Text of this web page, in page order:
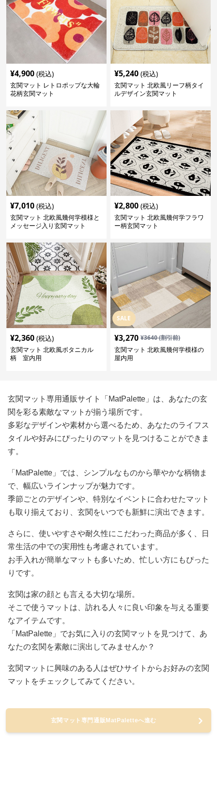
¥4,900 (税込)
玄関マット レトロポップな大輪
花柄玄関マット
¥5,240 (税込)
玄関マット 北欧風リーフ柄タイ
ルデザイン玄関マット
¥7,010 (税込)
玄関マット 北欧風幾何学模様と
メッセージ入り玄関マット
¥2,800 (税込)
玄関マット 北欧風幾何学フラワ
ー柄玄関マット
¥2,360 (税込)
玄関マット 北欧風ボタニカル
柄 室内用
SALE
¥3,270 ¥3640(割引前)
玄関マット 北欧風幾何学模様の
屋内用
玄関マット専用通販サイト「MatPalette」は、あなたの玄
関を彩る素敵なマットが揃う場所です。
多彩なデザインや素材から選べるため、あなたのライフス
タイルや好みにぴったりのマットを見つけることができま
す。
「MatPalette」では、シンプルなものから華やかな柄物ま
で、幅広いラインナップが魅力です。
季節ごとのデザインや、特別なイベントに合わせたマット
も取り揃えており、玄関をいつでも新鮮に演出できます。
さらに、使いやすさや耐久性にこだわった商品が多く、日
常生活の中での実用性も考慮されています。
お手入れが簡単なマットも多いため、忙しい方にもぴった
りです。
玄関は家の顔とも言える大切な場所。
そこで使うマットは、訪れる人々に良い印象を与える重要
なアイテムです。
「MatPalette」でお気に入りの玄関マットを見つけて、あ
なたの玄関を素敵に演出してみませんか？
玄関マットに興味のある人はぜひサイトからお好みの玄関
マットをチェックしてみてください。
玄関マット専門通販MatPaletteへ進む